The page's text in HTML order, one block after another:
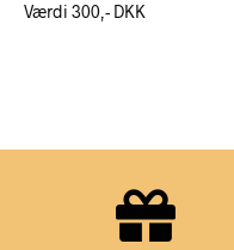
Værdi 300,- DKK